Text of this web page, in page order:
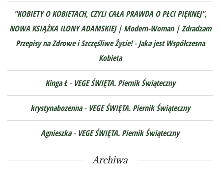
"KOBIETY O KOBIETACH, CZYLI CAŁA PRAWDA O PŁCI PIĘKNEJ",
NOWA KSIĄŻKA ILONY ADAMSKIEJ | Modern-Woman | Zdradzam
Przepisy na Zdrowe i Szczęśliwe Życie!-Jaka jest Współczesna
Kobieta
Kinga Ł- VEGE ŚWIĘTA. Piernik Świąteczny
krystynabozenna- VEGE ŚWIĘTA. Piernik Świąteczny
Agnieszka- VEGE ŚWIĘTA. Piernik Świąteczny
Archiwa